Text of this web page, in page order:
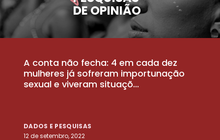
DE OPINIÃO
A conta não fecha: 4 em cada dez
mulheres já sofreram importunação
sexual e viveram situaçõ...
DADOS E PESQUISAS
12 de setembro, 2022